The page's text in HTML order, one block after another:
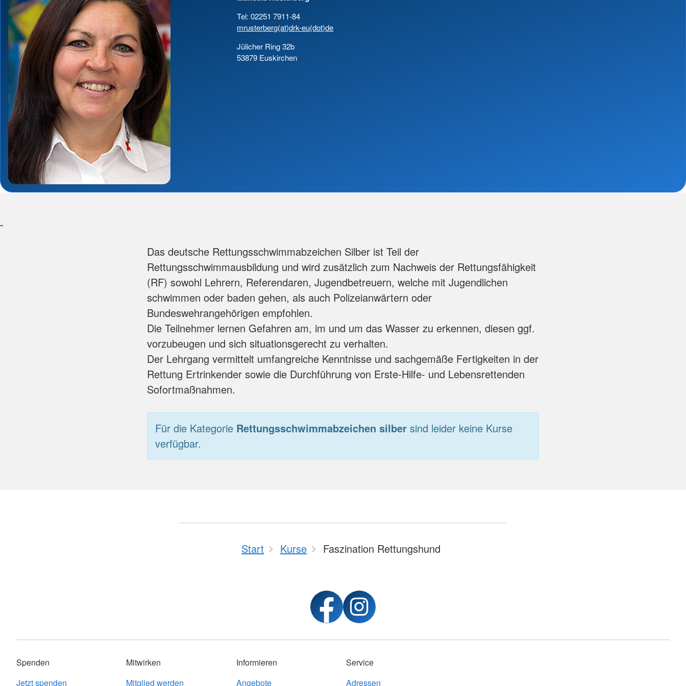
Tel: 02251 7911-84
mrusterberg(at)drk-eu(dot)de
Jülicher Ring 32b
53879 Euskirchen
Das deutsche Rettungsschwimmabzeichen Silber ist Teil der
Rettungsschwimmausbildung und wird zusätzlich zum Nachweis der Rettungsfähigkeit
(RF) sowohl Lehrern, Referendaren, Jugendbetreuern, welche mit Jugendlichen
schwimmen oder baden gehen, als auch Polizeianwärtern oder
Bundeswehrangehörigen empfohlen.
Die Teilnehmer lernen Gefahren am, im und um das Wasser zu erkennen, diesen ggf.
vorzubeugen und sich situationsgerecht zu verhalten.
Der Lehrgang vermittelt umfangreiche Kenntnisse und sachgemäße Fertigkeiten in der
Rettung Ertrinkender sowie die Durchführung von Erste-Hilfe- und Lebensrettenden
Sofortmaßnahmen.
Für die Kategorie Rettungsschwimmabzeichen silber sind leider keine Kurse
verfügbar.
Start Kurse Faszination Rettungshund
Spenden
Jetzt spenden
Mitwirken
Mitglied werden
Informieren
Angebote
Service
Adressen